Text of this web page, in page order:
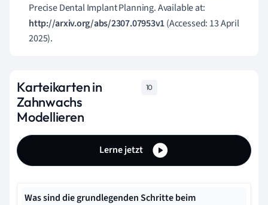
Precise Dental Implant Planning. Available at:
http://arxiv.org/abs/2307.07953v1(Accessed: 13 April
2025).
Karteikarten in
Zahnwachs
Modellieren
10
Lerne jetzt
Was sind die grundlegenden Schritte beim